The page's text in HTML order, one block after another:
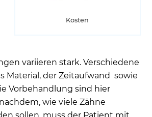
Kosten
variieren stark. Verschiedene
Material, der Zeitaufwand sowie
Vorbehandlung sind hier
wie viele Zähne